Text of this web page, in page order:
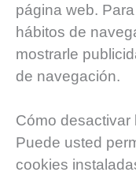
página web.
hábitos de
mostrarle
de navegación.
Cómo desactivar
Puede usted
cookies